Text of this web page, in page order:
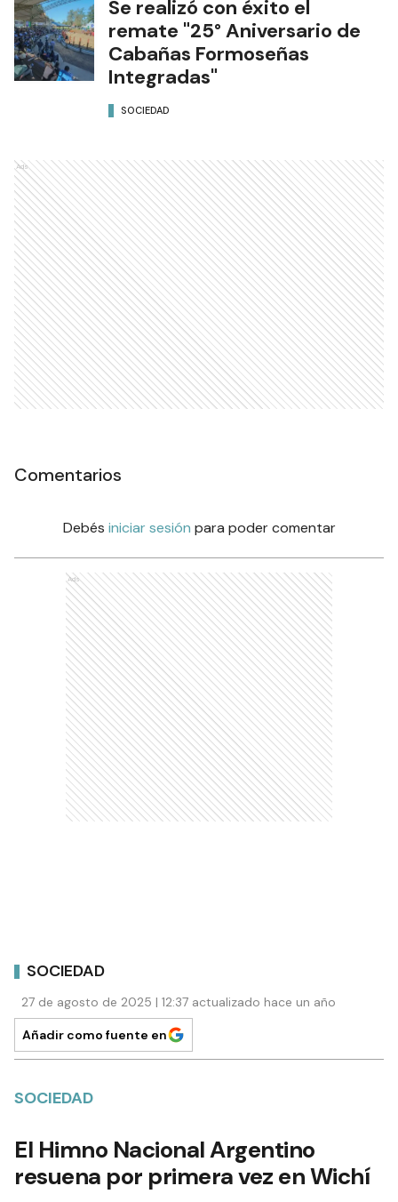
Se realizó con éxito el
remate "25° Aniversario de
Cabañas Formoseñas
Integradas"
SOCIEDAD
Ads
Comentarios
Debés iniciar sesión para poder comentar
Ads
SOCIEDAD
27 de agosto de 2025 | 12:37 actualizado hace un año
Añadir como fuente en
SOCIEDAD
El Himno Nacional Argentino
resuena por primera vez en Wichí